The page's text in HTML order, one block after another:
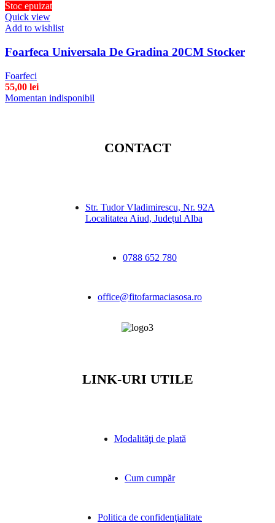
Stoc epuizat
Quick view
Add to wishlist
Foarfeca Universala De Gradina 20CM Stocker
Foarfeci
55,00 lei
Momentan indisponibil
CONTACT
Str. Tudor Vladimirescu, Nr. 92A
Localitatea Aiud, Judeţul Alba
0788 652 780
office@fitofarmaciasosa.ro
LINK-URI UTILE
Modalităţi de plată
Cum cumpăr
Politica de confidenţialitate